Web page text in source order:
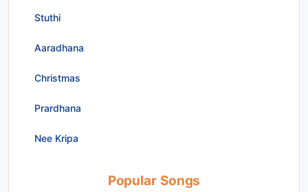
Stuthi
Aaradhana
Christmas
Prardhana
Nee Kripa
Popular Songs